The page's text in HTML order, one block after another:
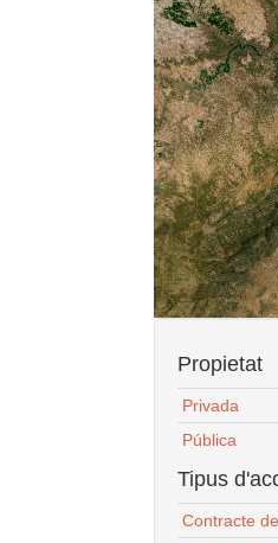
Propietat
Privada
Pública
Tipus
Contracte